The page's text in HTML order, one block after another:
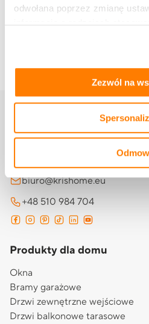
odwołana poprzez zmianę
informacje o rodzajach
tym, jak korzystasz z naszej
zakładkach „szczegóły”, „o
prywatności i cookies.
Zezwól na
wykorzystywany w budynkach
Psary Małe, ul. Budowlana 1
62-300 Września
biuro@krishome.eu
+48 510 984 704
Produkty dla domu
Okna
Bramy garażowe
Drzwi zewnętrzne wejściowe
Drzwi balkonowe tarasowe